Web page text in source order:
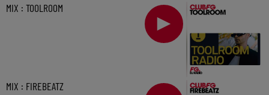
MIX : TOOLROOM
MIX : FIREBEATZ